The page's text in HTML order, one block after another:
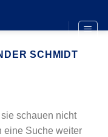
SCHMIDT
schauen nicht
eine Suche weiter